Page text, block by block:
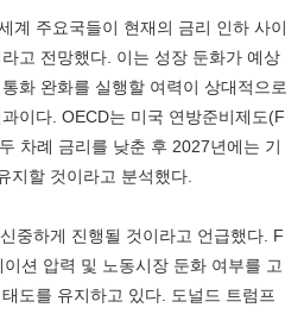
계 주요국들이 현재의 금리 인하 사이
고 전망했다. 이는 성장 둔화가 예상
화 완화를 실행할 여력이 상대적으로
이다. OECD는 미국 연방준비제도(F
차례 금리를 낮춘 후 2027년에는 기
지할 것이라고 분석했다.
중하게 진행될 것이라고 언급했다. F
션 압력 및 노동시장 둔화 여부를 고
도를 유지하고 있다. 도널드 트럼프